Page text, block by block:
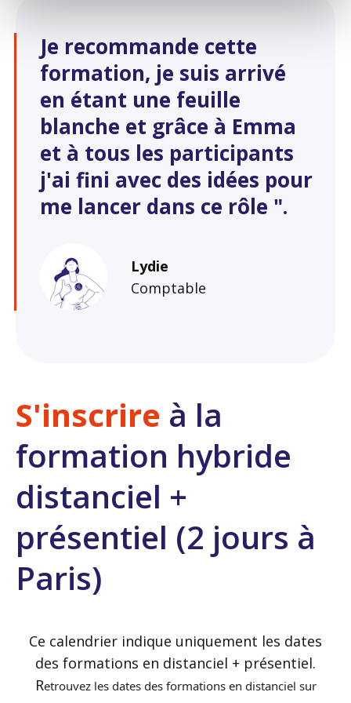
Je recommande cette
formation, je suis arrivé
en étant une feuille
blanche et grâce à Emma
et à tous les participants
j'ai fini avec des idées pour
me lancer dans ce rôle ".
Lydie
Comptable
S'inscrire à la
formation hybride
distanciel +
présentiel (2 jours à
Paris)
Ce calendrier indique uniquement les dates
des formations en distanciel + présentiel.
Retrouvez les dates des formations en distanciel sur